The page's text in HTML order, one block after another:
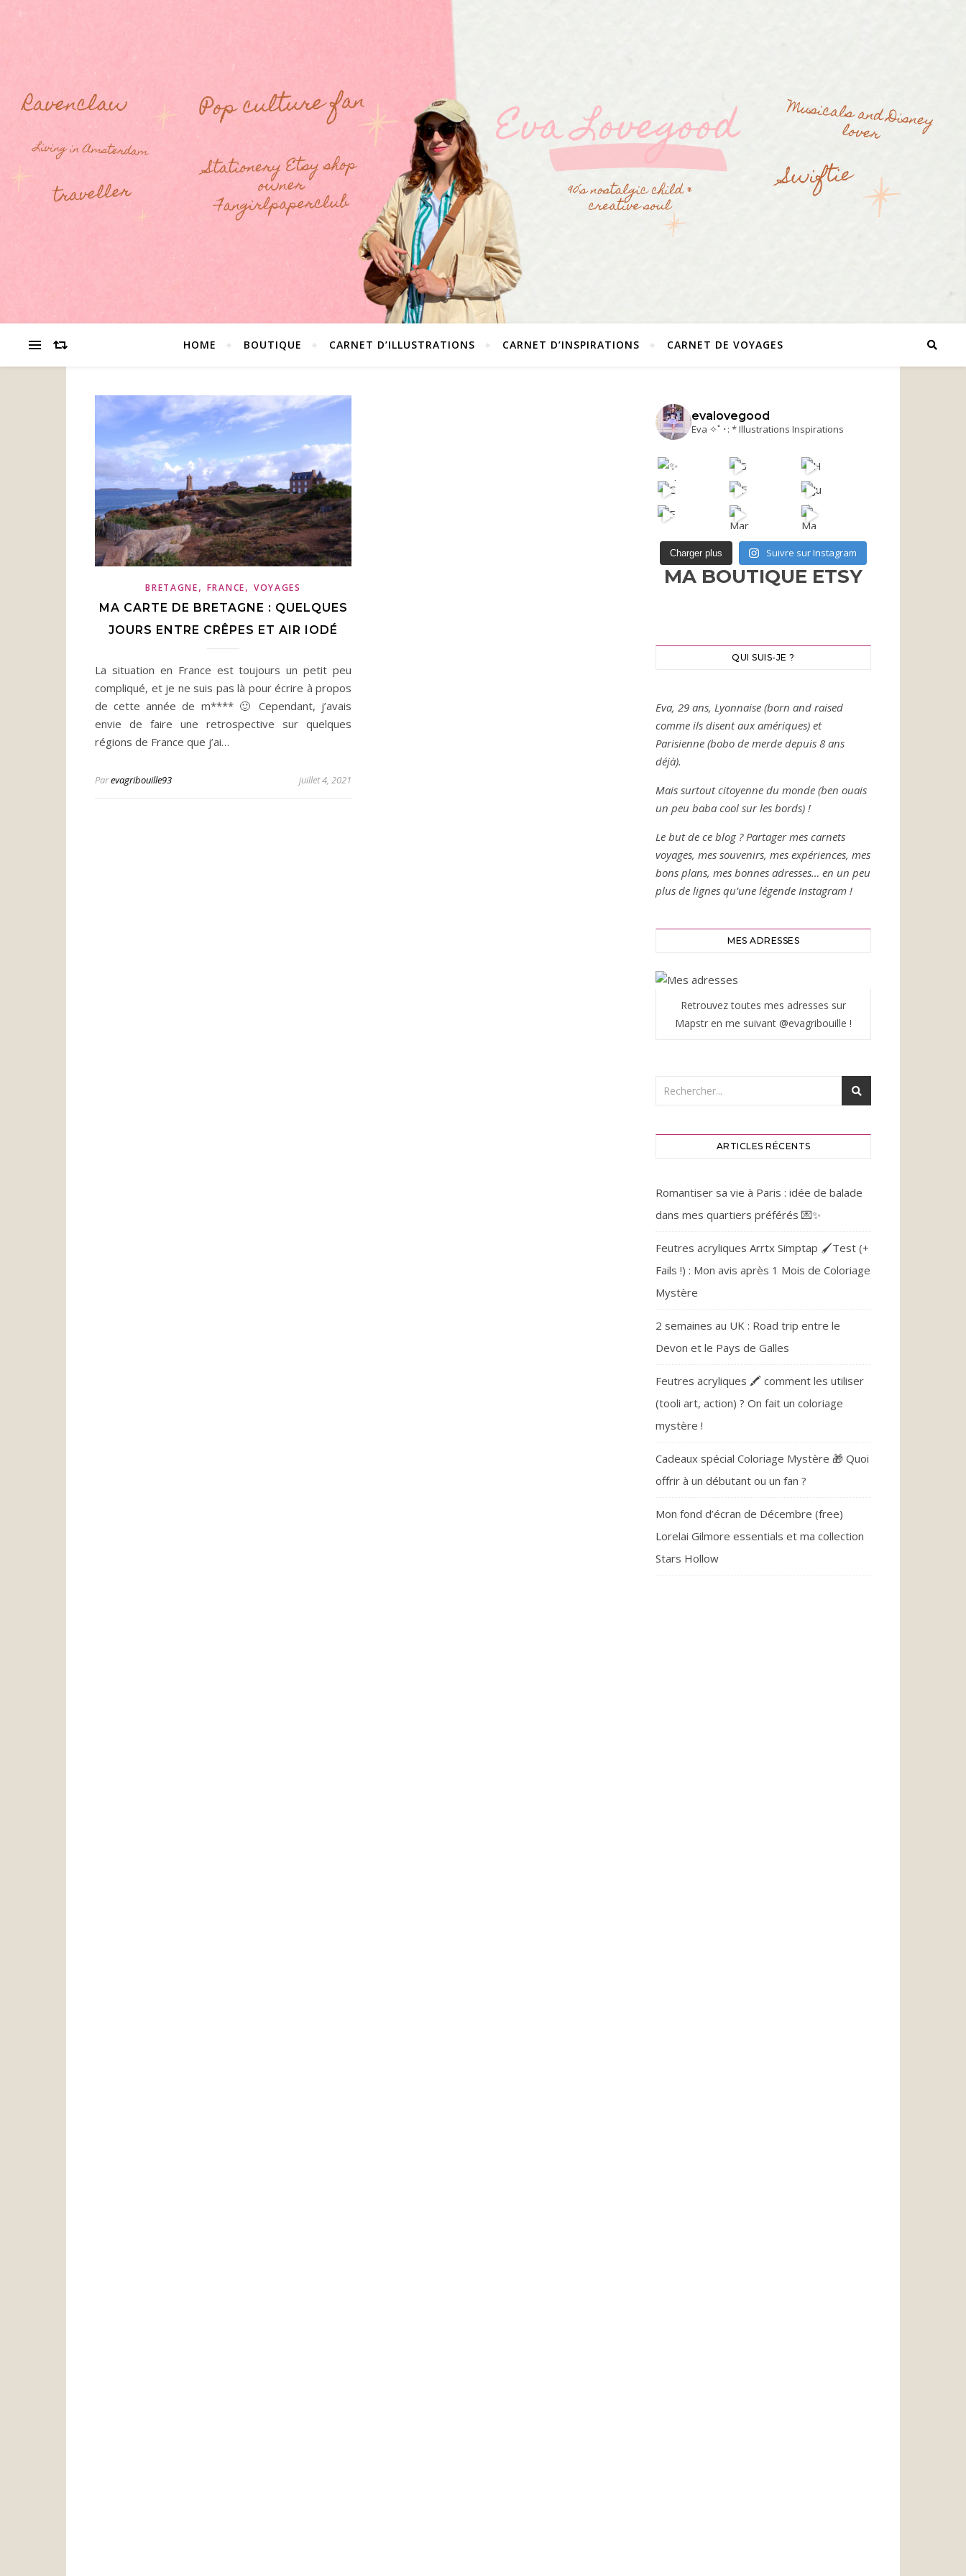
🎨 Illustrations pop culture à l’aquarelle ✈️ Mon blog voyage 🖼️ Ma boutique Etsy ⬇️
HOME BOUTIQUE CARNET D’ILLUSTRATIONS CARNET D’INSPIRATIONS CARNET DE VOYAGES
BRETAGNE, FRANCE, VOYAGES
MA CARTE DE BRETAGNE : QUELQUES
JOURS ENTRE CRÊPES ET AIR IODÉ
La situation en France est toujours un petit peu
compliqué, et je ne suis pas là pour écrire à propos
de cette année de m**** 🙂 Cependant, j’avais
envie de faire une retrospective sur quelques
régions de France que j’ai…
Parevagribouille93 juillet 4, 2021
evalovegood
Eva ✧ﾟ･: * Illustrations Inspirations
Charger plus Suivre sur Instagram
MA BOUTIQUE ETSY
QUI SUIS-JE ?
Eva, 29 ans, Lyonnaise (born and raised
comme ils disent aux amériques) et
Parisienne (bobo de merde depuis 8 ans
déjà).
Mais surtout citoyenne du monde (ben ouais
un peu baba cool sur les bords) !
Le but de ce blog ? Partager mes carnets
voyages, mes souvenirs, mes expériences, mes
bons plans, mes bonnes adresses… en un peu
plus de lignes qu’une légende Instagram !
MES ADRESSES
Retrouvez toutes mes adresses sur
Mapstr en me suivant @evagribouille !
ARTICLES RÉCENTS
Romantiser sa vie à Paris : idée de balade
dans mes quartiers préférés 💌✨
Feutres acryliques Arrtx Simptap 🖌️Test (+
Fails !) : Mon avis après 1 Mois de Coloriage
Mystère
2 semaines au UK : Road trip entre le
Devon et le Pays de Galles
Feutres acryliques 🖍️ comment les utiliser
(tooli art, action) ? On fait un coloriage
mystère !
Cadeaux spécial Coloriage Mystère 🎁 Quoi
offrir à un débutant ou un fan ?
Mon fond d’écran de Décembre (free)
Lorelai Gilmore essentials et ma collection
Stars Hollow